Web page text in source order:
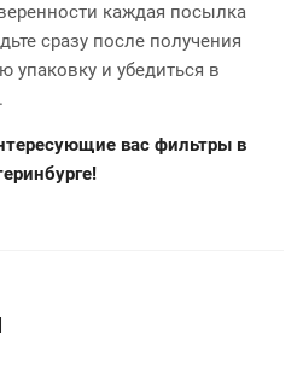
каждая посылка
сразу после получения
упаковку и убедиться в
вас фильтры в